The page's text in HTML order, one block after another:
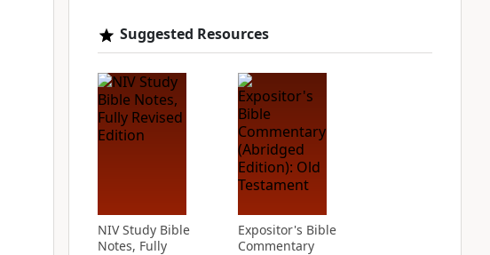
Suggested Resources
NIV Study Bible
Notes, Fully
Expositor's Bible
Commentary